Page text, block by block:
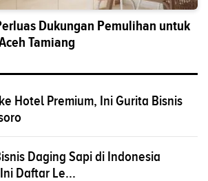
Dukungan Pemulihan untuk
Tamiang
Hotel Premium, Ini Gurita Bisnis
Daging Sapi di Indonesia
Daftar Le...